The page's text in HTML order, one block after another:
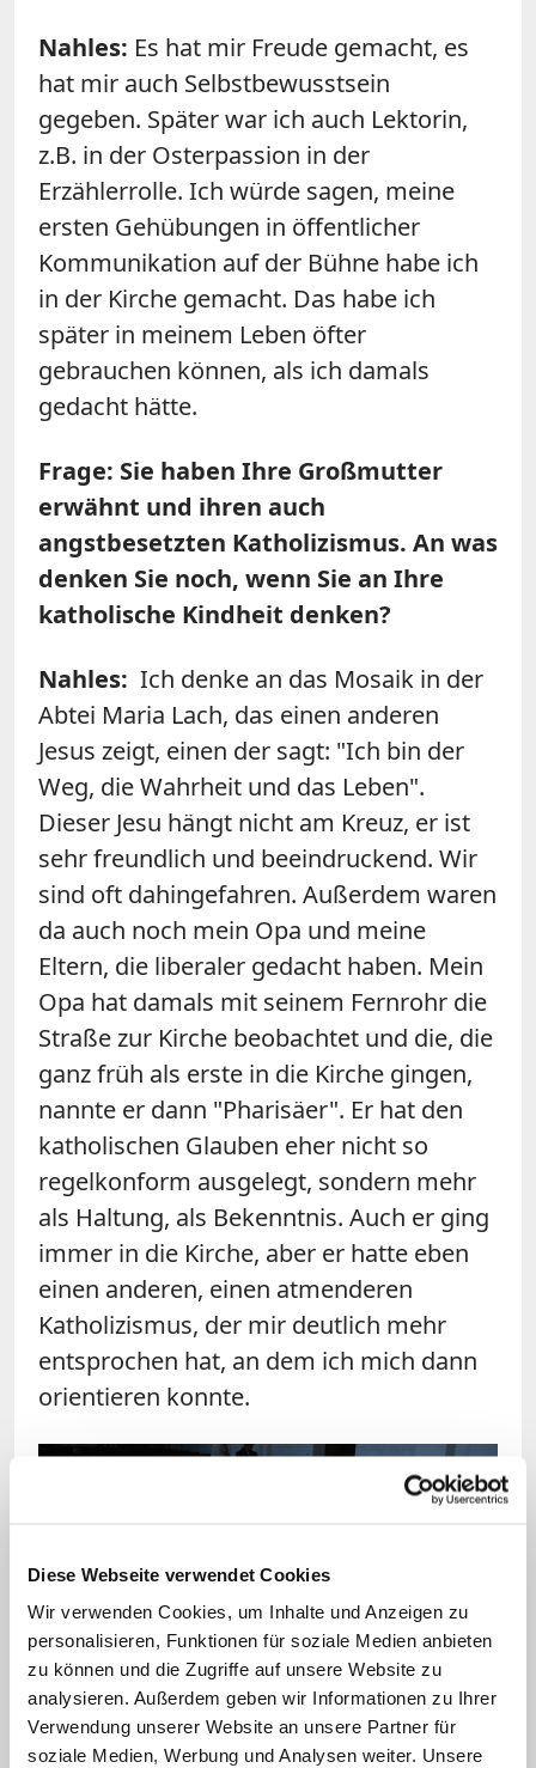
Diese Webseite verwendet Cookies
Wir verwenden Cookies, um Inhalte und Anzeigen zu
personalisieren, Funktionen für soziale Medien anbieten
zu können und die Zugriffe auf unsere Website zu
analysieren. Außerdem geben wir Informationen zu Ihrer
Verwendung unserer Website an unsere Partner für
soziale Medien, Werbung und Analysen weiter. Unsere
Nahles: Es hat mir Freude gemacht, es
hat mir auch Selbstbewusstsein
gegeben. Später war ich auch Lektorin,
z.B. in der Osterpassion in der
Erzählerrolle. Ich würde sagen, meine
ersten Gehübungen in öffentlicher
Kommunikation auf der Bühne habe ich
in der Kirche gemacht. Das habe ich
später in meinem Leben öfter
gebrauchen können, als ich damals
gedacht hätte.
Frage: Sie haben Ihre Großmutter
erwähnt und ihren auch
angstbesetzten Katholizismus. An was
denken Sie noch, wenn Sie an Ihre
katholische Kindheit denken?
Nahles: Ich denke an das Mosaik in der
Abtei Maria Lach, das einen anderen
Jesus zeigt, einen der sagt: "Ich bin der
Weg, die Wahrheit und das Leben".
Dieser Jesu hängt nicht am Kreuz, er ist
sehr freundlich und beeindruckend. Wir
sind oft dahingefahren. Außerdem waren
da auch noch mein Opa und meine
Eltern, die liberaler gedacht haben. Mein
Opa hat damals mit seinem Fernrohr die
Straße zur Kirche beobachtet und die, die
ganz früh als erste in die Kirche gingen,
nannte er dann "Pharisäer". Er hat den
katholischen Glauben eher nicht so
regelkonform ausgelegt, sondern mehr
als Haltung, als Bekenntnis. Auch er ging
immer in die Kirche, aber er hatte eben
einen anderen, einen atmenderen
Katholizismus, der mir deutlich mehr
entsprochen hat, an dem ich mich dann
orientieren konnte.
Bild: © Andrea Göppel
"Ich bin auch sehr gläubig erzogen worden. Meine
Oma war da sehr wichtig. Sie hatte wirklich eine